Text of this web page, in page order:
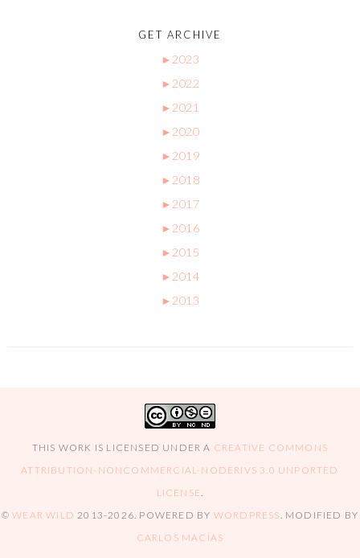
GET ARCHIVE
► 2023
► 2022
► 2021
► 2020
► 2019
► 2018
► 2017
► 2016
► 2015
► 2014
► 2013
THIS WORK IS LICENSED UNDER A CREATIVE COMMONS
ATTRIBUTION-NONCOMMERCIAL-NODERIVS 3.0 UNPORTED
LICENSE.
©WEAR WILD 2013-2026. POWERED BY WORDPRESS. MODIFIED BY
CARLOS MACÍAS